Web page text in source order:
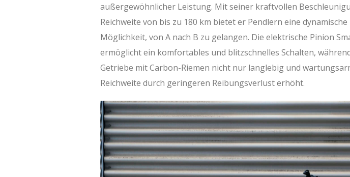
außergewöhnlicher Leistung. Mit seiner kraftvollen
Reichweite von bis zu 180 km bietet er Pendlern eine
Möglichkeit, von A nach B zu gelangen. Die elektrische Pinion
ermöglicht ein komfortables und blitzschnelles Schalten,
Getriebe mit Carbon-Riemen nicht nur langlebig und
Reichweite durch geringeren Reibungsverlust erhöht.